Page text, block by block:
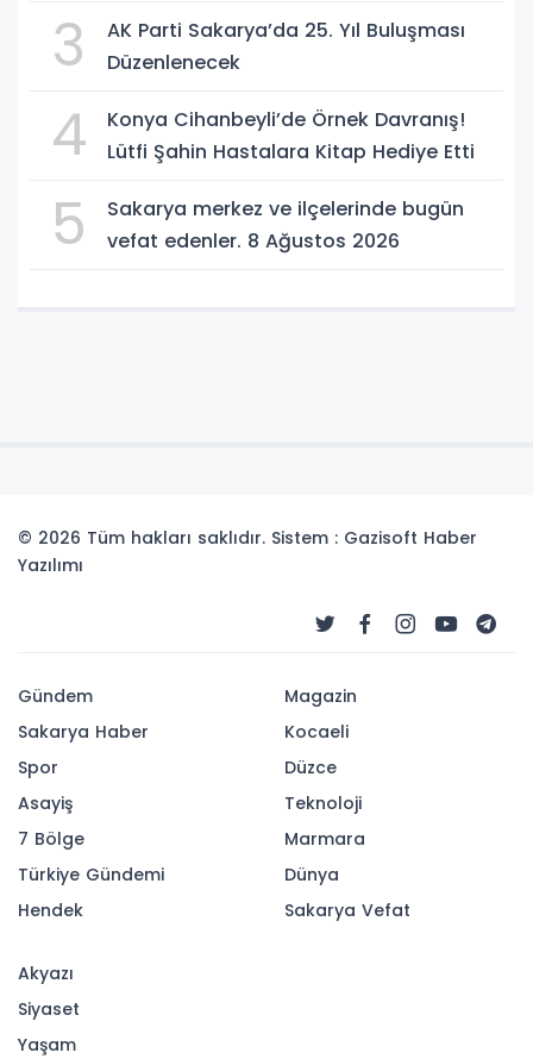
3
AK Parti Sakarya’da 25. Yıl Buluşması
Düzenlenecek
4
Konya Cihanbeyli’de Örnek Davranış!
Lütfi Şahin Hastalara Kitap Hediye Etti
5
Sakarya merkez ve ilçelerinde bugün
vefat edenler. 8 Ağustos 2026
© 2026 Tüm hakları saklıdır. Sistem : Gazisoft Haber
Yazılımı
Gündem
Sakarya Haber
Spor
Asayiş
7 Bölge
Türkiye Gündemi
Hendek
Magazin
Kocaeli
Düzce
Teknoloji
Marmara
Dünya
Sakarya Vefat
Akyazı
Siyaset
Yaşam